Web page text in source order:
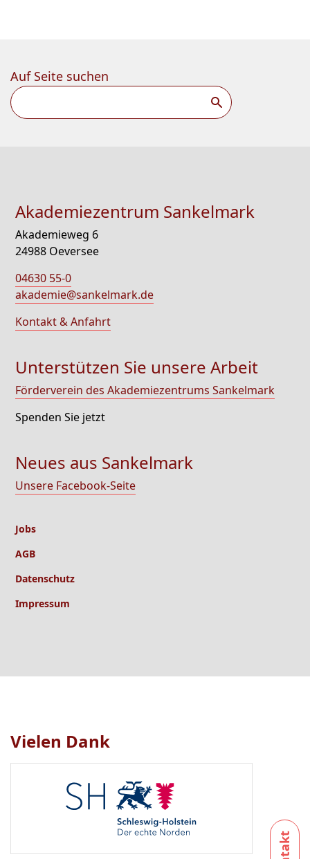
Auf Seite suchen
Suchen
Akademiezentrum Sankelmark
Akademieweg 6
24988 Oeversee
04630 55-0
akademie@sankelmark.de
Kontakt & Anfahrt
Unterstützen Sie unsere Arbeit
Förderverein des Akademiezentrums Sankelmark
Spenden Sie jetzt
Neues aus Sankelmark
Unsere Facebook-Seite
Jobs
AGB
Datenschutz
Impressum
Vielen Dank
Logo1bis1von1sichtbar.